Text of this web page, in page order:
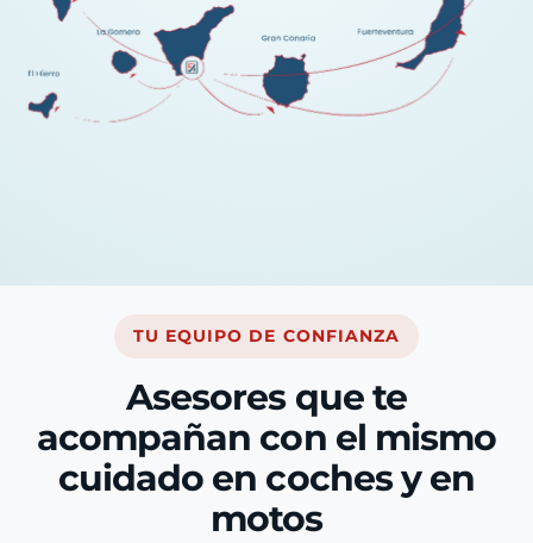
TU EQUIPO DE CONFIANZA
Asesores que te
acompañan con el mismo
cuidado en coches y en
motos